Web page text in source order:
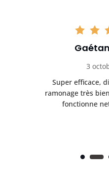
3
Super efficace,
ramonage très
fonctionne